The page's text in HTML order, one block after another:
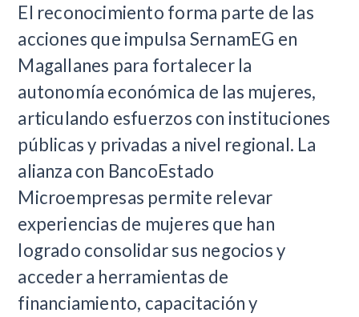
El reconocimiento forma parte de las
acciones que impulsa SernamEG en
Magallanes para fortalecer la
autonomía económica de las mujeres,
articulando esfuerzos con instituciones
públicas y privadas a nivel regional. La
alianza con BancoEstado
Microempresas permite relevar
experiencias de mujeres que han
logrado consolidar sus negocios y
acceder a herramientas de
financiamiento, capacitación y